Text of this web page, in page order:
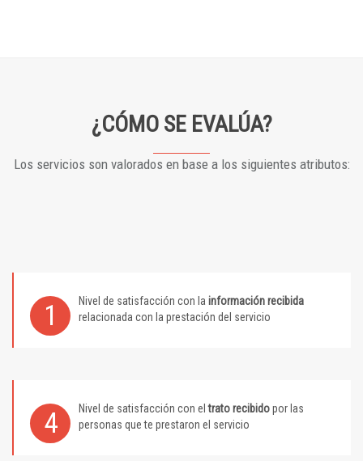
¿CÓMO SE EVALÚA?
Los servicios son valorados en base a los siguientes atributos:
1 Nivel de satisfacción con la información recibida
relacionada con la prestación del servicio
4 Nivel de satisfacción con eltrato recibidopor las
personas que te prestaron el servicio